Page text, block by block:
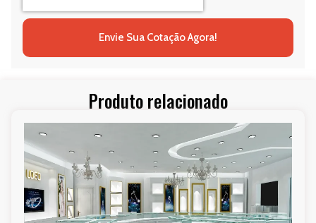
Envie Sua Cotação Agora!
Produto relacionado